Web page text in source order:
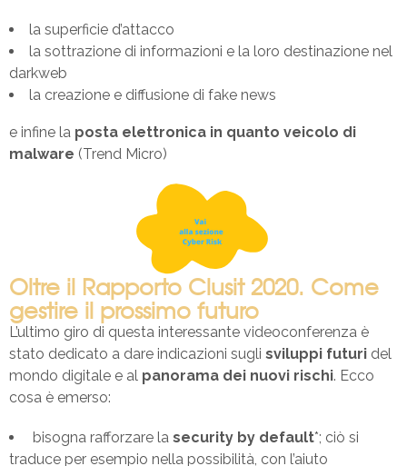
la superficie d’attacco
la sottrazione di informazioni e la loro destinazione nel
darkweb
la creazione e diffusione di fake news
e infine la posta elettronica in quanto veicolo di
malware (Trend Micro)
Oltre il Rapporto Clusit 2020. Come
gestire il prossimo futuro
L’ultimo giro di questa interessante videoconferenza è
stato dedicato a dare indicazioni sugli sviluppi futuri del
mondo digitale e al panorama dei nuovi rischi. Ecco
cosa è emerso:
bisogna rafforzare la security by default*; ciò si
traduce per esempio nella possibilità, con l’aiuto